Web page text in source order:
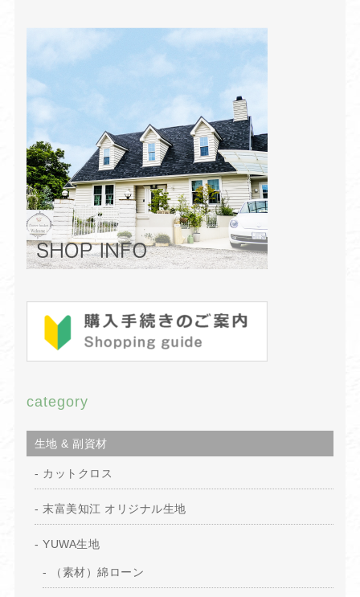
category
生地 & 副資材
カットクロス
末富美知江 オリジナル生地
YUWA生地
（素材）綿ローン